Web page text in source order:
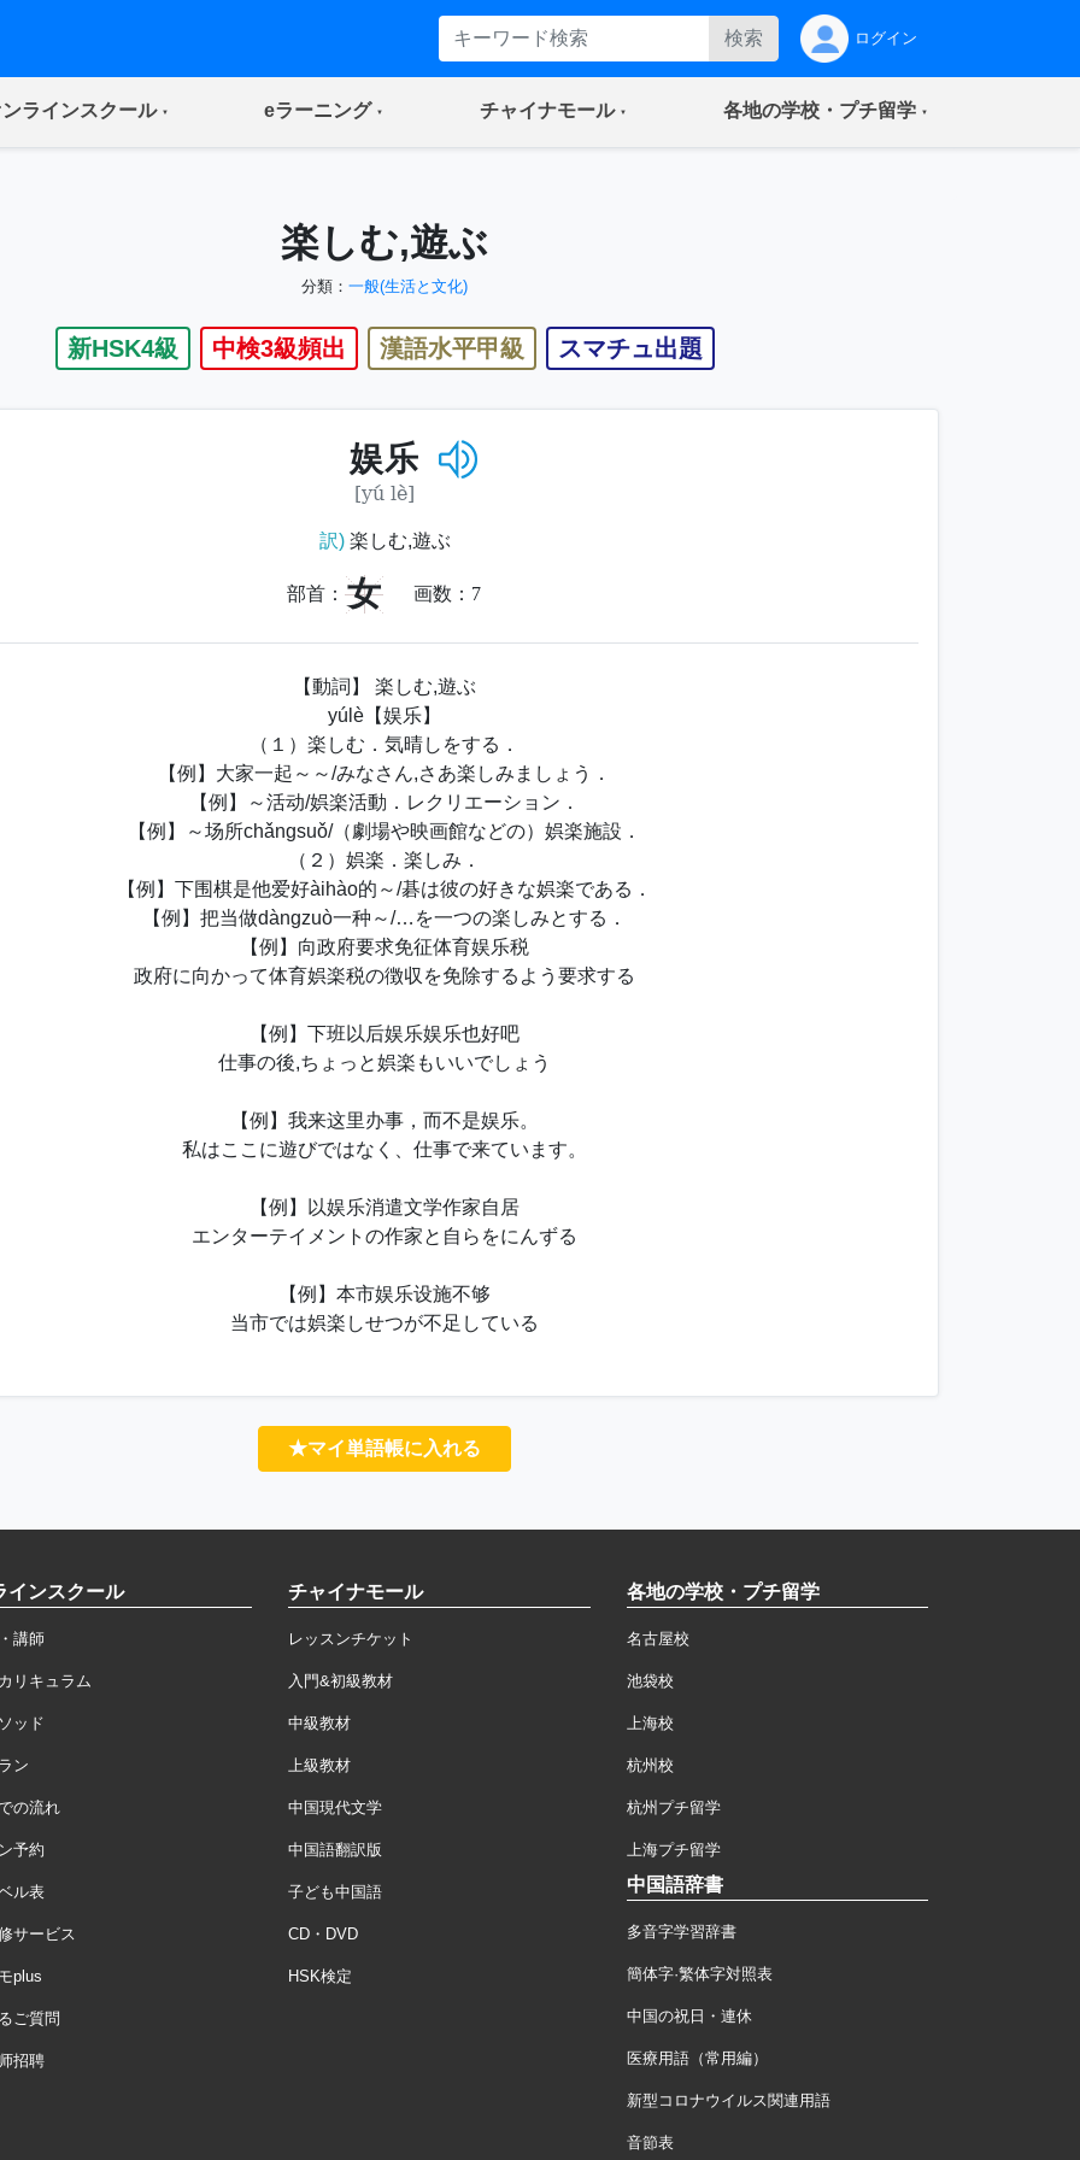
検索 ログイン
ンラインスクール(current) eラーニング(current) チャイナモール(current) 各地の学校・プチ留学(current)
楽しむ,遊ぶ
分類： 一般(生活と文化)
新HSK4級 中検3級頻出 漢語水平甲級 スマチュ出題
娱乐
[yú lè]
訳)楽しむ,遊ぶ
部首： 女 画数： 7
【動詞】 楽しむ,遊ぶ
yúlè【娱乐】
（１）楽しむ．気晴しをする．
【例】大家一起～～/みなさん,さあ楽しみましょう．
【例】～活动/娯楽活動．レクリエーション．
【例】～场所chǎngsuǒ/（劇場や映画館などの）娯楽施設．
（２）娯楽．楽しみ．
【例】下围棋是他爱好àihào的～/碁は彼の好きな娯楽である．
【例】把当做dàngzuò一种～/…を一つの楽しみとする．
【例】向政府要求免征体育娱乐税
政府に向かって体育娯楽税の徴収を免除するよう要求する
【例】下班以后娱乐娱乐也好吧
仕事の後,ちょっと娯楽もいいでしょう
【例】我来这里办事，而不是娱乐。
私はここに遊びではなく、仕事で来ています。
【例】以娱乐消遣文学作家自居
エンターテイメントの作家と自らをにんずる
【例】本市娱乐设施不够
当市では娯楽しせつが不足している
★マイ単語帳に入れる
インスクール
講師
リキュラム
ッド
ン
の流れ
予約
ル表
サービス
plus
ご質問
招聘
チャイナモール
レッスンチケット
入門&初級教材
中級教材
上級教材
中国現代文学
中国語翻訳版
子ども中国語
CD・DVD
HSK検定
各地の学校・プチ留学
名古屋校
池袋校
上海校
杭州校
杭州プチ留学
上海プチ留学
中国語辞書
多音字学習辞書
簡体字·繁体字対照表
中国の祝日・連休
医療用語（常用編）
新型コロナウイルス関連用語
音節表